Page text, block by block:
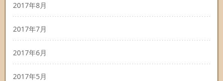
2017年8月
2017年7月
2017年6月
2017年5月